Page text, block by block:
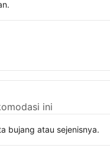
ini
bujang atau sejenisnya.